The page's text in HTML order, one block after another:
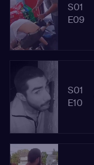
S01
E09
S01
E10